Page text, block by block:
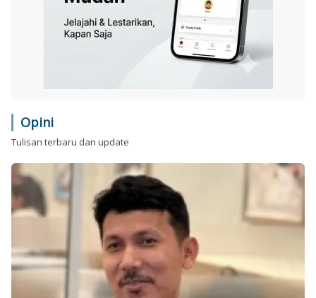
Opini
Tulisan terbaru dan update